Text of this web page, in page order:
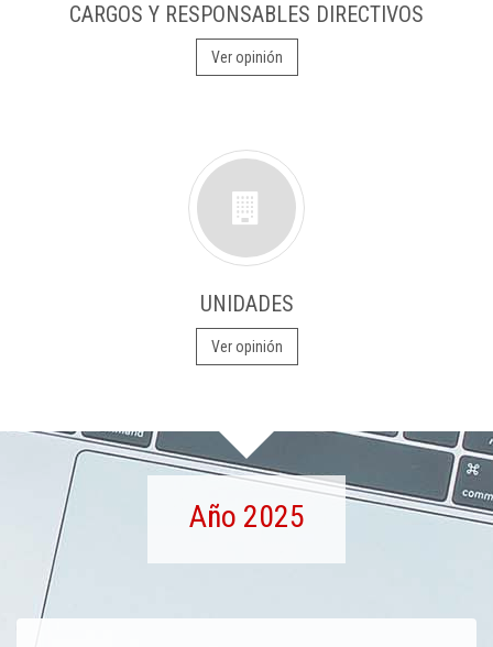
CARGOS Y RESPONSABLES DIRECTIVOS
Ver opinión
UNIDADES
Ver opinión
Año 2025